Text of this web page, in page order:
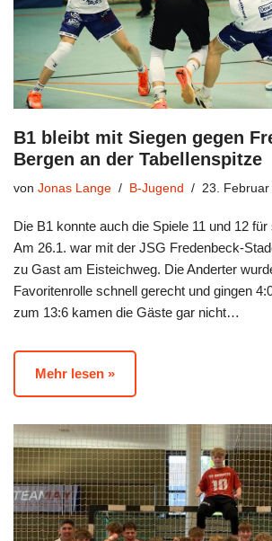
B1 bleibt mit Siegen gegen
Bergen an der Tabellenspitze
von Jonas Lange B-Jugend 23.
Die B1 konnte auch die Spiele 11 und 12
Am 26.1. war mit der JSG Fredenbeck-
zu Gast am Eisteichweg. Die Anderter
Favoritenrolle schnell gerecht und gingen
zum 13:6 kamen die Gäste gar nicht…
Mehr lesen »